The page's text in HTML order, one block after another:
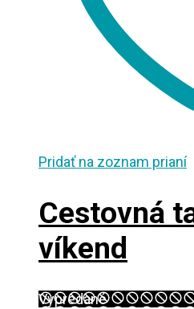
Pridať na zoznam prianí
Cestovná
víkend
Vypredané